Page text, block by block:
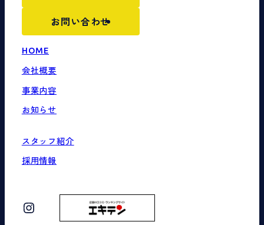
お問い合わせ
HOME
会社概要
事業内容
お知らせ
スタッフ紹介
採用情報
Instagram